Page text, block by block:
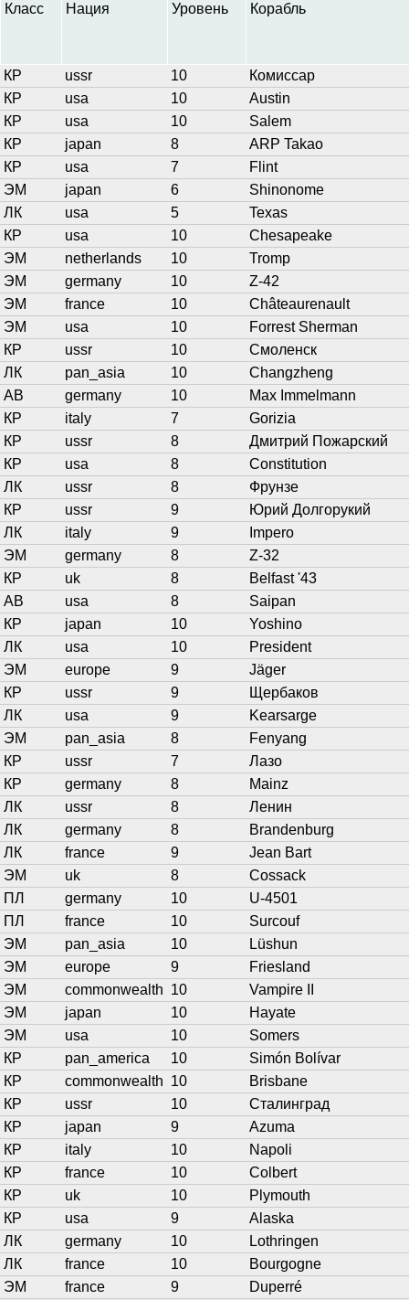
Класс Нация Уровень Корабль
КР ussr 10
Комиссар
КР
usa 10
Austin
КР
usa 10
Salem
КР
japan 8
ARP Takao
КР
usa 7
Flint
ЭМ
japan 6
Shinonome
ЛК
usa 5
Texas
КР
usa 10
Chesapeake
ЭМ
netherlands 10
Tromp
ЭМ
germany 10
Z-42
ЭМ
france 10
Châteaurenault
ЭМ
usa 10
Forrest Sherman
КР
ussr 10
Смоленск
ЛК
pan_asia 10
Changzheng
АВ
germany 10
Max Immelmann
КР
italy 7
Gorizia
КР
ussr 8
Дмитрий Пожарский
КР
usa 8
Constitution
ЛК
ussr 8
Фрунзе
КР
ussr 9
Юрий Долгорукий
ЛК
italy 9
Impero
ЭМ
germany 8
Z-32
КР
uk 8
Belfast '43
АВ
usa 8
Saipan
КР
japan 10
Yoshino
ЛК
usa 10
President
ЭМ
europe 9
Jäger
КР
ussr 9
Щербаков
ЛК
usa 9
Kearsarge
ЭМ
pan_asia 8
Fenyang
КР
ussr 7
Лазо
КР
germany 8
Mainz
ЛК
ussr 8
Ленин
ЛК
germany 8
Brandenburg
ЛК
france 9
Jean Bart
ЭМ
uk 8
Cossack
ПЛ
germany 10
U-4501
ПЛ
france 10
Surcouf
ЭМ
pan_asia 10
Lüshun
ЭМ
europe 9
Friesland
ЭМ
commonwealth 10
Vampire II
ЭМ
japan 10
Hayate
ЭМ
usa 10
Somers
КР
pan_america 10
Simón Bolívar
КР
commonwealth 10
Brisbane
КР
ussr 10
Сталинград
КР
japan 9
Azuma
КР
italy 10
Napoli
КР
france 10
Colbert
КР
uk 10
Plymouth
КР
usa 9
Alaska
ЛК
germany 10
Lothringen
ЛК
france 10
Bourgogne
ЭМ
france 9
Duperré